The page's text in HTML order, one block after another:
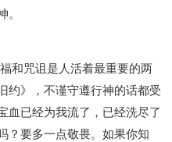
- 医治释放中阶
- 新人接待
课程 - 主动学习
- 活出丰盛
- 做人做事
和咒诅是人活着最重要的两
约》，不谨守遵行神的话都受
血已经为我流了，已经洗尽了
？要多一点敬畏。如果你知